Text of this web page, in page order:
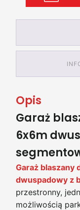
Opis
Garaż
6x6m
Garaż blaszany
dwuspadowy z
przestronny,
możliwością